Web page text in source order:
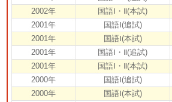
2002年
国語Ⅰ・Ⅱ(本試)
2001年
国語Ⅰ(追試)
2001年
国語Ⅰ(本試)
2001年
国語Ⅰ・Ⅱ(追試)
2001年
国語Ⅰ・Ⅱ(本試)
2000年
国語Ⅰ(追試)
2000年
国語Ⅰ(本試)